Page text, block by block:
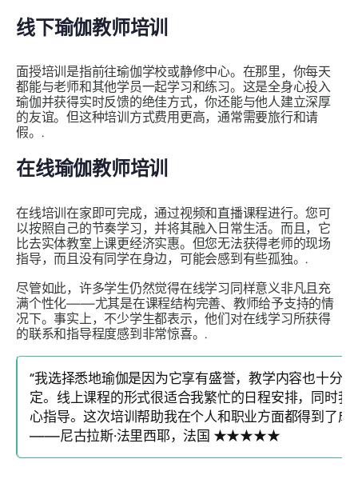
线下瑜伽教师培训
面授培训是指前往瑜伽学校或静修中心。在那里，你每天
都能与老师和其他学员一起学习和练习。这是全身心投入
瑜伽并获得实时反馈的绝佳方式，你还能与他人建立深厚
的友谊。但这种培训方式费用更高，通常需要旅行和请
假。.
在线瑜伽教师培训
在线培训在家即可完成，通过视频和直播课程进行。您可
以按照自己的节奏学习，并将其融入日常生活。而且，它
比去实体教室上课更经济实惠。但您无法获得老师的现场
指导，而且没有同学在身边，可能会感到有些孤独。.
尽管如此，许多学生仍然觉得在线学习同样意义非凡且充
满个性化——尤其是在课程结构完善、教师给予支持的情
况下。事实上，不少学生都表示，他们对在线学习所获得
的联系和指导程度感到非常惊喜。.
“我选择悉地瑜伽是因为它享有盛誉，教学内容也十
定。线上课程的形式很适合我繁忙的日程安排，同时
心指导。这次培训帮助我在个人和职业方面都得到了成
——尼古拉斯·法里西耶，法国 ★★★★★